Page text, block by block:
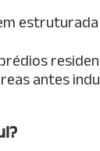
estruturada
antes